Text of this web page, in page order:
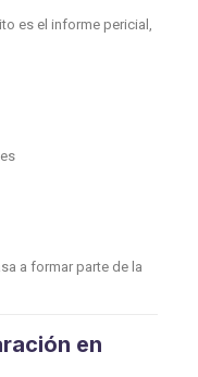
es el informe pericial,
a formar parte de la
en